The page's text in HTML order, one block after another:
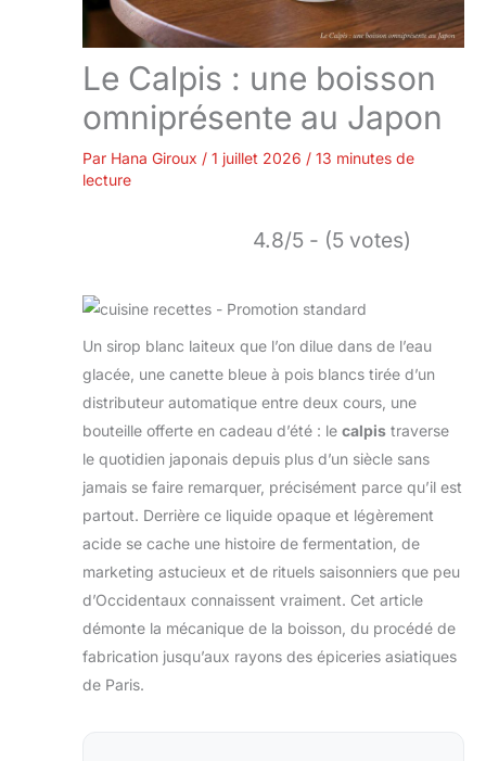
Le Calpis : une boisson
omniprésente au Japon
Par Hana Giroux / 1 juillet 2026 / 13 minutes de
lecture
4.8/5 - (5 votes)
Un sirop blanc laiteux que l’on dilue dans de l’eau
glacée, une canette bleue à pois blancs tirée d’un
distributeur automatique entre deux cours, une
bouteille offerte en cadeau d’été : le calpis traverse
le quotidien japonais depuis plus d’un siècle sans
jamais se faire remarquer, précisément parce qu’il est
partout. Derrière ce liquide opaque et légèrement
acide se cache une histoire de fermentation, de
marketing astucieux et de rituels saisonniers que peu
d’Occidentaux connaissent vraiment. Cet article
démonte la mécanique de la boisson, du procédé de
fabrication jusqu’aux rayons des épiceries asiatiques
de Paris.